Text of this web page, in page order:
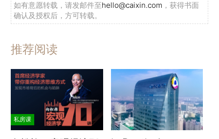
如有意愿转载，请发邮件至hello@caixin.com ，获得书面
确认及授权后，方可转载。
推荐阅读
私房课